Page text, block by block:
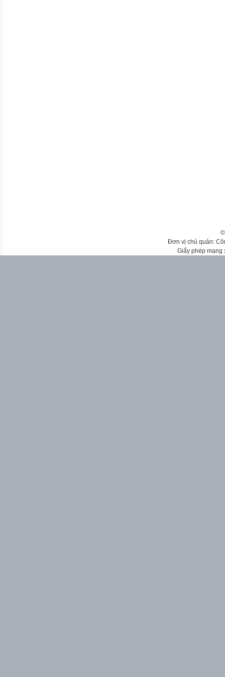
Đơn vị chủ quản:
Giấy phép mạng